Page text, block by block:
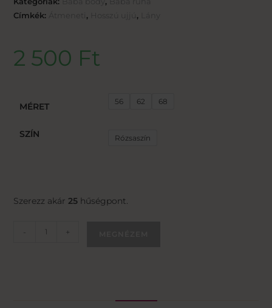
Címkék:
, ,
2 500 Ft
MÉRET 56 62 68
SZÍN Rózsaszín
Szerezz akár25 hűségpont.
- +